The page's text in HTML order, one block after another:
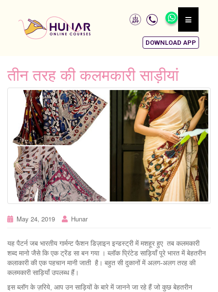
DOWNLOAD APP
तीन तरह की कलमकारी साड़ीयां
May 24, 2019 Hunar
यह पैटर्न जब भारतीय गार्मन्ट फैशन डिज़ाइन इन्डस्ट्री में मशहूर हुए तब कलमकारी
शब्द मानो जैसे कि एक ट्रेंड सा बन गया । ब्लॉक प्रिंटेड साड़ियाँ पूरे भारत में बेहतरीन
कलाकारी की एक पहचान मानी जाती है। बहुत सी दुकानों में अलग-अलग तरह की
कलमकारी साड़ियाँ उपलब्ध हैं।
इस ब्लॉग के ज़रिये, आप उन साड़ियों के बारे में जानने जा रहे हैं जो कुछ बेहतरीन